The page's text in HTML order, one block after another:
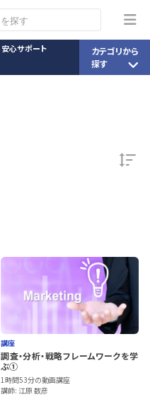
講座
調査・分析・戦略フレームワークを学
ぶ①
1時間53分の動画講座
講師: 江原 数彦
安心サポート
カテゴリから
探す